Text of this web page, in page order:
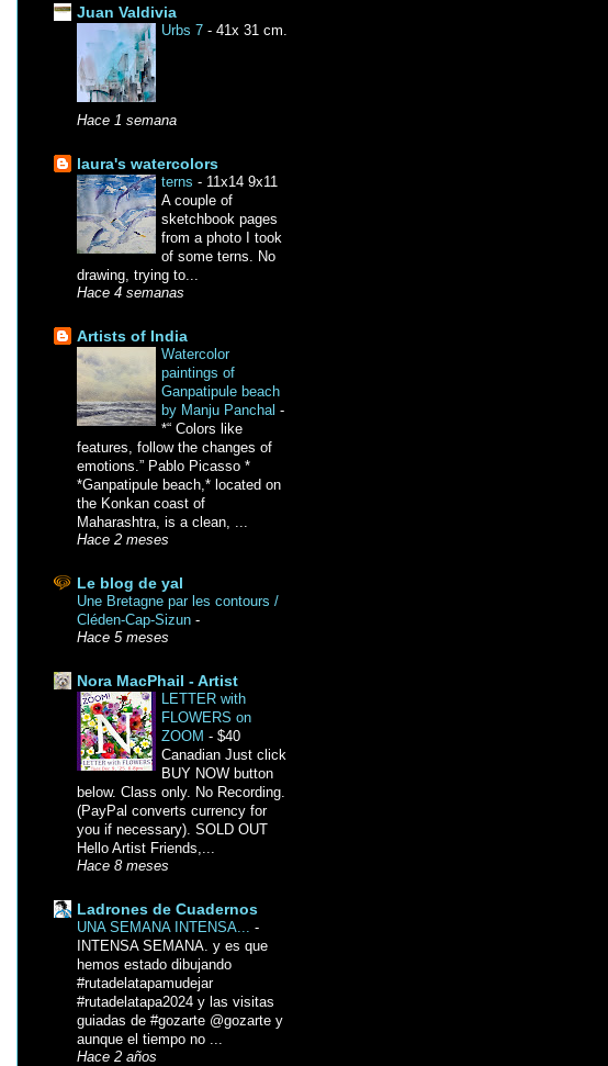
Juan Valdivia
Urbs 7 - 41x 31 cm.
Hace 1 semana
laura's watercolors
terns - 11x14 9x11
A couple of
sketchbook pages
from a photo I took
of some terns. No
drawing, trying to...
Hace 4 semanas
Artists of India
Watercolor
paintings of
Ganpatipule beach
by Manju Panchal -
*“ Colors like
features, follow the changes of
emotions.” Pablo Picasso *
*Ganpatipule beach,* located on
the Konkan coast of
Maharashtra, is a clean, ...
Hace 2 meses
Le blog de yal
Une Bretagne par les contours /
Cléden-Cap-Sizun -
Hace 5 meses
Nora MacPhail - Artist
LETTER with
FLOWERS on
ZOOM - $40
Canadian Just click
BUY NOW button
below. Class only. No Recording.
(PayPal converts currency for
you if necessary). SOLD OUT
Hello Artist Friends,...
Hace 8 meses
Ladrones de Cuadernos
UNA SEMANA INTENSA... -
INTENSA SEMANA. y es que
hemos estado dibujando
#rutadelatapamudejar
#rutadelatapa2024 y las visitas
guiadas de #gozarte @gozarte y
aunque el tiempo no ...
Hace 2 años